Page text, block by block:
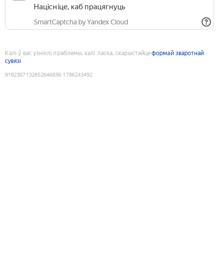
Націсніце, каб працягнуць
SmartCaptcha by Yandex Cloud
Калі ў вас узніклі праблемы, калі ласка, скарыстайцеформай зваротнай
сувязі
9192307132652646836:1786243492